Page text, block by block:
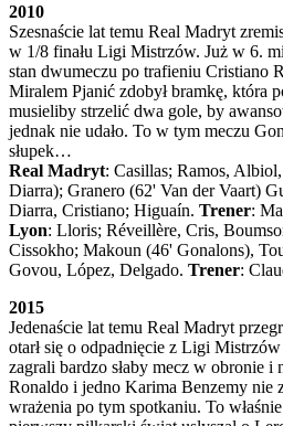
2010
Szesnaście lat temu Real Madryt
w 1/8 finału Ligi Mistrzów. Już w 6.
stan dwumeczu po trafieniu Cristiano
Miralem Pjanić zdobył bramkę, która
musieliby strzelić dwa gole, by
jednak nie udało. To w tym meczu
słupek…
Real Madryt: Casillas; Ramos,
Diarra); Granero (62' Van der Vaart)
Diarra, Cristiano; Higuaín. Trener:
Lyon: Lloris; Réveillère, Cris,
Cissokho; Makoun (46' Gonalons),
Govou, López, Delgado. Trener:
2015
Jedenaście lat temu Real Madryt
otarł się o odpadnięcie z Ligi
zagrali bardzo słaby mecz w obronie i
Ronaldo i jedno Karima Benzemy nie
wrażenia po tym spotkaniu. To